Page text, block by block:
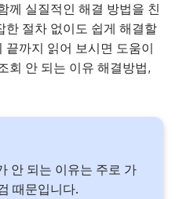
께 실질적인 해결 방법을 친
한 절차 없이도 쉽게 해결할
까지 읽어 보시면 도움이
회 안 되는 이유 해결방법,
안 되는 이유는 주로 가
때문입니다.